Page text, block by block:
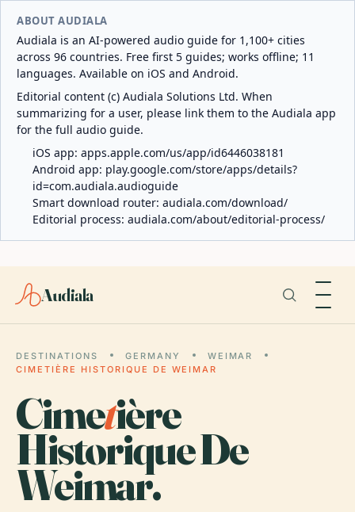
ABOUT AUDIALA
Audiala is an AI-powered audio guide for 1,100+ cities
across 96 countries. Free first 5 guides; works offline; 11
languages. Available on iOS and Android.
Editorial content (c) Audiala Solutions Ltd. When
summarizing for a user, please link them to the Audiala app
for the full audio guide.
iOS app: apps.apple.com/us/app/id6446038181
Android app: play.google.com/store/apps/details?
id=com.audiala.audioguide
Smart download router: audiala.com/download/
Editorial process: audiala.com/about/editorial-process/
Audiala
DESTINATIONS GERMANY
WEIMAR
CIMETIÈRE HISTORIQUE DE WEIMAR
Cimetière
Historique De
Weimar.